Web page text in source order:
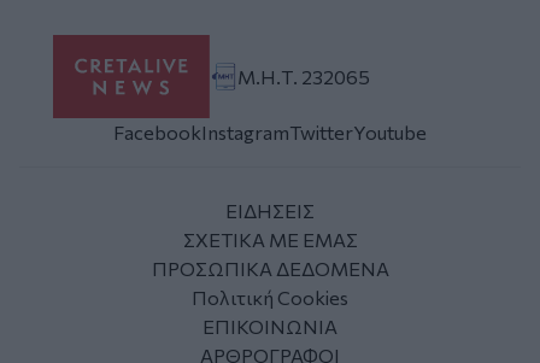
Μ.Η.Τ. 232065
FacebookInstagramTwitterYoutube
ΕΙΔΗΣΕΙΣ
ΣΧΕΤΙΚΑ ΜΕ ΕΜΑΣ
ΠΡΟΣΩΠΙΚΑ ΔΕΔΟΜΕΝΑ
Πολιτική Cookies
ΕΠΙΚΟΙΝΩΝΙΑ
ΑΡΘΡΟΓΡΑΦΟΙ